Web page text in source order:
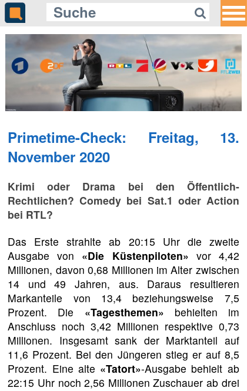
Primetime-Check: Freitag, 13.
November 2020
Krimi oder Drama bei den Öffentlich-
Rechtlichen? Comedy bei Sat.1 oder Action
bei RTL?
Das Erste strahlte ab 20:15 Uhr die zweite
Ausgabe von «Die Küstenpiloten» vor 4,42
Millionen, davon 0,68 Millionen im Alter zwischen
14 und 49 Jahren, aus. Daraus resultieren
Markanteile von 13,4 beziehungsweise 7,5
Prozent. Die «Tagesthemen» behielten im
Anschluss noch 3,42 Millionen respektive 0,73
Millionen. Insgesamt sank der Marktanteil auf
11,6 Prozent. Bei den Jüngeren stieg er auf 8,5
Prozent. Eine alte «Tatort»-Ausgabe behielt ab
22:15 Uhr noch 2,56 Millionen Zuschauer ab drei